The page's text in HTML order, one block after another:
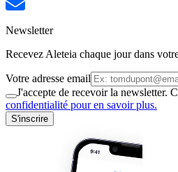
Newsletter
Recevez Aleteia chaque jour dans
Votre adresse email
J'accepte de recevoir la newsletter.
confidentialité pour en savoir plus.
S'inscrire